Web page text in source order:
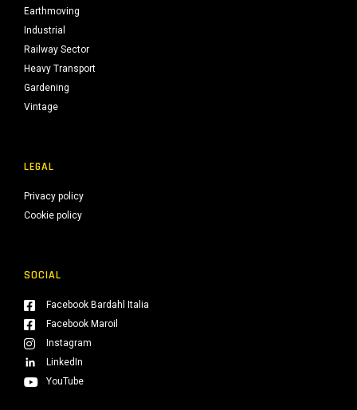
Earthmoving
Industrial
Railway Sector
Heavy Transport
Gardening
Vintage
LEGAL
Privacy policy
Cookie policy
SOCIAL
Facebook Bardahl Italia
Facebook Maroil
Instagram
LinkedIn
YouTube